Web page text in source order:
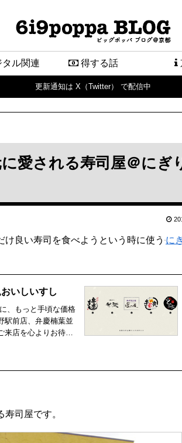
ル関連 得する話
更新通知は X（Twitter） で配信中
愛される寿司屋＠にぎ
良い寿司を食べようという時に使う に
いしいすし
、もっと手頃な価格
駅前店、弁慶楠葉並
店を心よりお待ち
司屋です。